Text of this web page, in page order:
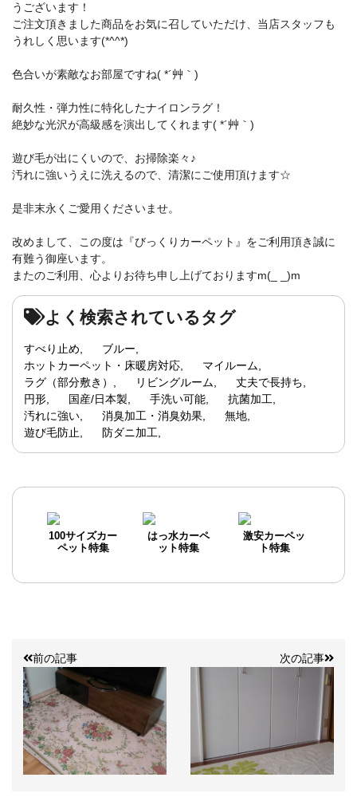
うございます！
ご注文頂きました商品をお気に召していただけ、当店スタッフも
うれしく思います(*^^*)
色合いが素敵なお部屋ですね( *´艸｀)
耐久性・弾力性に特化したナイロンラグ！
絶妙な光沢が高級感を演出してくれます( *´艸｀)
遊び毛が出にくいので、お掃除楽々♪
汚れに強いうえに洗えるので、清潔にご使用頂けます☆
是非末永くご愛用くださいませ。
改めまして、この度は『びっくりカーペット』をご利用頂き誠に
有難う御座います。
またのご利用、心よりお待ち申し上げておりますm(_ _)m
よく検索されているタグ
すべり止め
ブルー
ホットカーペット・床暖房対応
マイルーム
ラグ（部分敷き）
リビングルーム
丈夫で長持ち
円形
国産/日本製 手洗い可能
抗菌加工
汚れに強い
消臭加工・消臭効果
無地
遊び毛防止
防ダニ加工
100サイズカー
ペット特集
はっ水カーペ
ット特集
激安カーペッ
ト特集
前の記事 次の記事